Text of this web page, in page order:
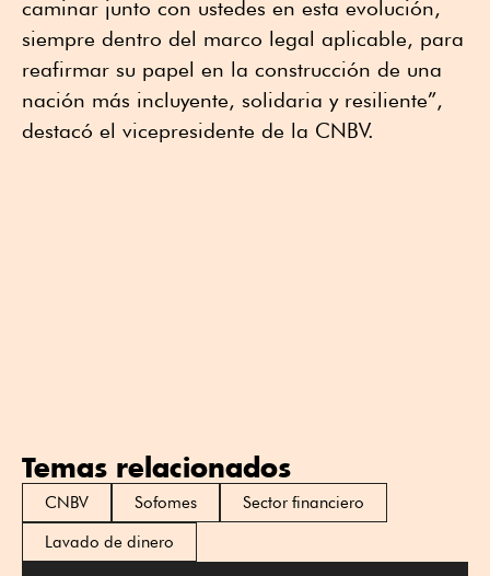
caminar junto con ustedes en esta evolución,
siempre dentro del marco legal aplicable, para
reafirmar su papel en la construcción de una
nación más incluyente, solidaria y resiliente”,
destacó el vicepresidente de la CNBV.
Temas relacionados
CNBV Sofomes
Sector financiero
Lavado de dinero